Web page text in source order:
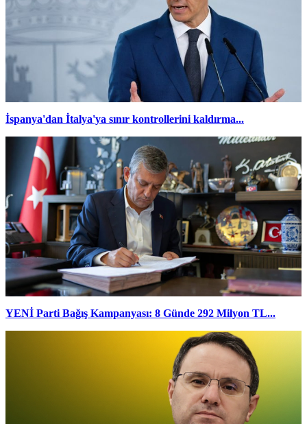
İspanya'dan İtalya'ya sınır kontrollerini kaldırma...
YENİ Parti Bağış Kampanyası: 8 Günde 292 Milyon TL...